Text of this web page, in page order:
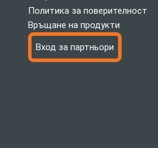
Политика за поверителност
Връщане на продукти
Вход за партньори